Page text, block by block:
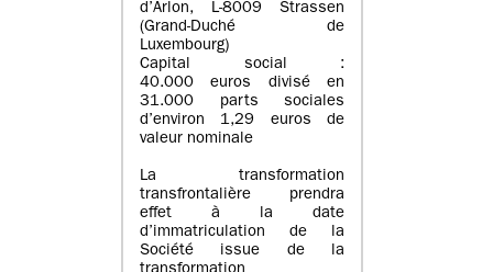
d’Arlon, L-8009 Strassen
(Grand-Duché de
Luxembourg)
Capital social :
40.000 euros divisé en
31.000 parts sociales
d’environ 1,29 euros de
valeur nominale
La transformation
transfrontalière prendra
effet à la date
d’immatriculation de la
Société issue de la